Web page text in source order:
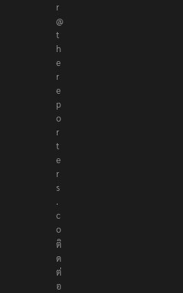
r
@
t
h
e
r
e
p
o
r
t
e
r
s
.
c
o
ติ
ด
ต่
อ